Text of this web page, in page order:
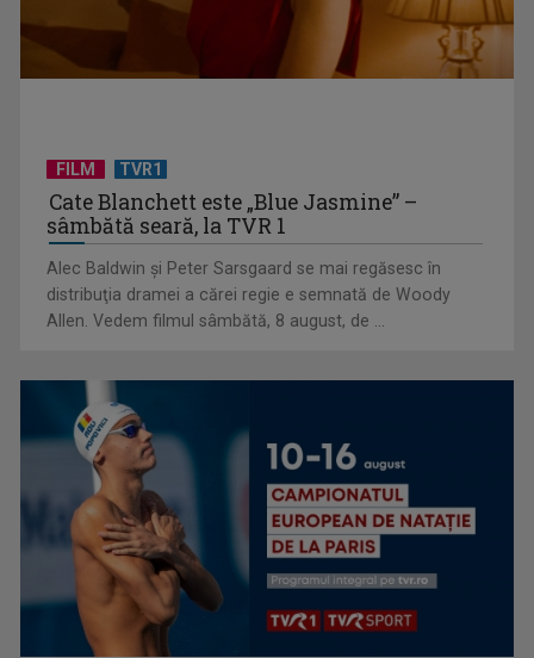
(P) Finanțarea în rate pentru panouri fotovoltaice: cum
funcționează și ce ...
(P) Detoxifierea digitală la copii: Cum reconstruim atenția
prin jocul liber?
FILM TVR1
Cate Blanchett este „Blue Jasmine” –
sâmbătă seară, la TVR 1
Alec Baldwin şi Peter Sarsgaard se mai regăsesc în
distribuţia dramei a cărei regie e semnată de Woody
Allen. Vedem filmul sâmbătă, 8 august, de ...